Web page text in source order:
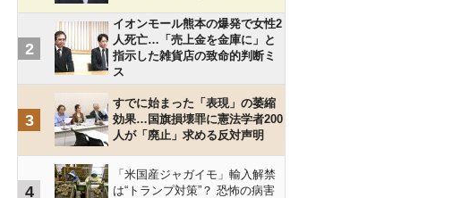
2
イオンモール熊本の爆発で女性2
人死亡…「売上金を金庫に」と
指示した雑貨店の致命的判断ミ
ス
3
すでに始まった「表現」の萎縮
効果…国旗損壊罪に憲法学者200
人が「廃止」求める反対声明
4
「米国産ジャガイモ」輸入解禁
は“トランプ対策”？ 恐怖の病害